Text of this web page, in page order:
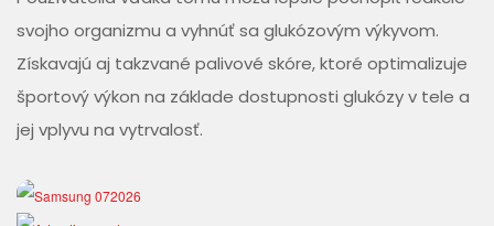
svojho organizmu a vyhnúť sa glukózovým výkyvom.
Získavajú aj takzvané palivové skóre, ktoré optimalizuje
športový výkon na základe dostupnosti glukózy v tele a
jej vplyvu na vytrvalosť.